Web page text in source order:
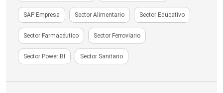
SAP Empresa Sector Alimentario Sector Educativo
Sector Farmacéutico Sector Ferroviario
Sector Power BI Sector Sanitario